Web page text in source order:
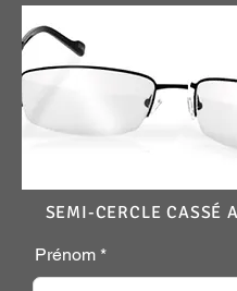
SEMI-CERCLE CASSÉ
Prénom